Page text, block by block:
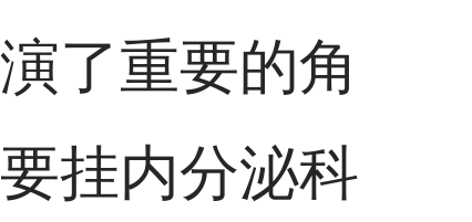
了重要的角
挂内分泌科